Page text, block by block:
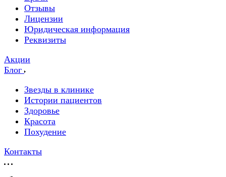
Отзывы
Лицензии
Юридическая информация
Реквизиты
Акции
Блог
Звезды в клинике
Истории пациентов
Здоровье
Красота
Похудение
Контакты